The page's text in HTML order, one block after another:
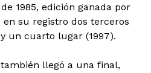
1985, edición ganada por
en su registro dos terceros
un cuarto lugar (1997).
llegó a una final,